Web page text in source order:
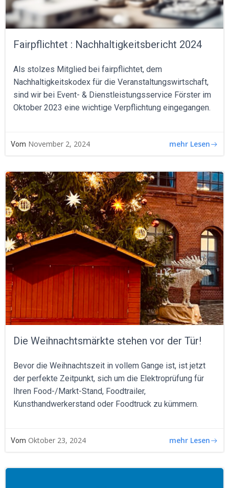
Fairpflichtet : Nachhaltigkeitsbericht 2024
Als stolzes Mitglied bei fairpflichtet, dem
Nachhaltigkeitskodex für die Veranstaltungswirtschaft,
sind wir bei Event- & Dienstleistungsservice Förster im
Oktober 2023 eine wichtige Verpflichtung eingegangen.
Vom November 2, 2024 mehr Lesen
Die Weihnachtsmärkte stehen vor der Tür!
Bevor die Weihnachtszeit in vollem Gange ist, ist jetzt
der perfekte Zeitpunkt, sich um die Elektroprüfung für
Ihren Food-/Markt-Stand, Foodtrailer,
Kunsthandwerkerstand oder Foodtruck zu kümmern.
Vom Oktober 23, 2024 mehr Lesen